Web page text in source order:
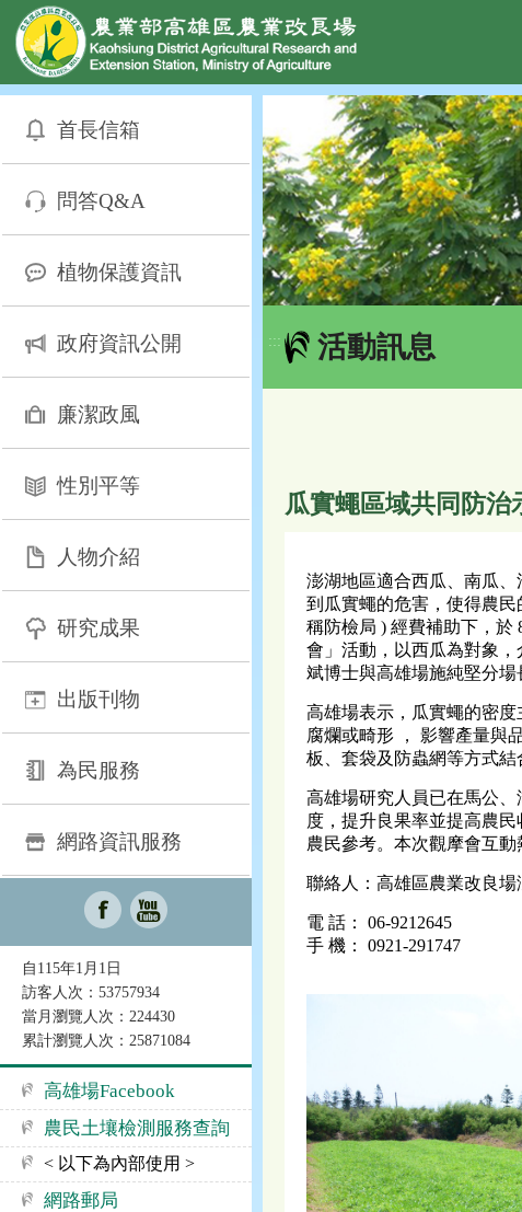
網頁置頂
首長信箱
問答Q&A
植物保護資訊
政府資訊公開
廉潔政風
性別平等
人物介紹
研究成果
出版刊物
為民服務
網路資訊服務
自115年1月1日
訪客人次：53757934
當月瀏覽人次：224430
累計瀏覽人次：25871084
高雄場Facebook
農民土壤檢測服務查詢
< 以下為內部使用 >
網路郵局
::: 活動訊息
瓜實蠅區域共同防治
澎湖地區適合西瓜、南瓜
到瓜實蠅的危害，使得農
稱防檢局 ) 經費補助下，於
會」活動，以西瓜為對象
斌博士與高雄場施純堅分場
高雄場表示，瓜實蠅的密
腐爛或畸形 ， 影響產量與
板、套袋及防蟲網等方式結
高雄場研究人員已在馬公
度，提升良果率並提高農
農民參考。本次觀摩會互動
聯絡人：高雄區農業改良
電 話： 06-9212645
手 機： 0921-291747